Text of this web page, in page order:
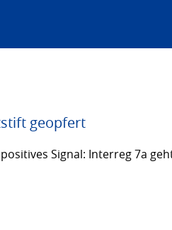
geopfert
Signal: Interreg 7a